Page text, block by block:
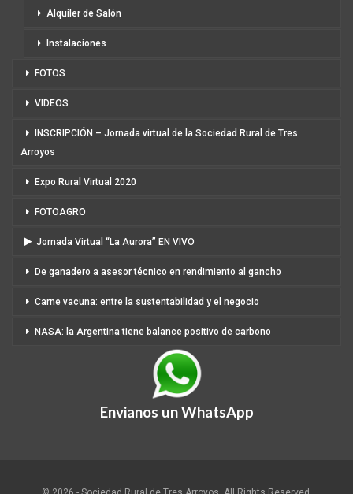
Alquiler de Salón
Instalaciones
FOTOS
VIDEOS
INSCRIPCIÓN – Jornada virtual de la Sociedad Rural de Tres
Arroyos
Expo Rural Virtual 2020
FOTOAGRO
Jornada Virtual “La Aurora” EN VIVO
De ganadero a asesor técnico en rendimiento al gancho
Carne vacuna: entre la sustentabilidad y el negocio
NASA: la Argentina tiene balance positivo de carbono
Envianos un WhatsApp